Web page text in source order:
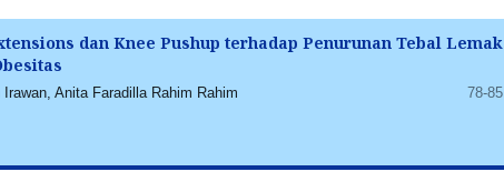
dan Knee Pushup terhadap Penurunan Tebal Lemak
Anita Faradilla Rahim Rahim 78-85